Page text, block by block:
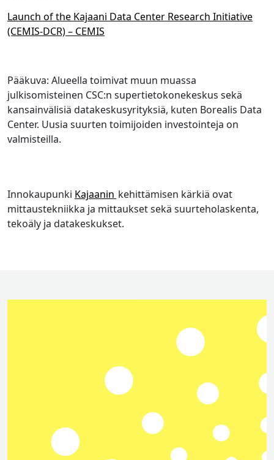
Launch of the Kajaani Data Center Research Initiative
(CEMIS-DCR) – CEMIS
Pääkuva: Alueella toimivat muun muassa
julkisomisteinen CSC:n supertietokonekeskus sekä
kansainvälisiä datakeskusyrityksiä, kuten Borealis Data
Center. Uusia suurten toimijoiden investointeja on
valmisteilla.
Innokaupunki Kajaanin kehittämisen kärkiä ovat
mittaustekniikka ja mittaukset sekä suurteholaskenta,
tekoäly ja datakeskukset.